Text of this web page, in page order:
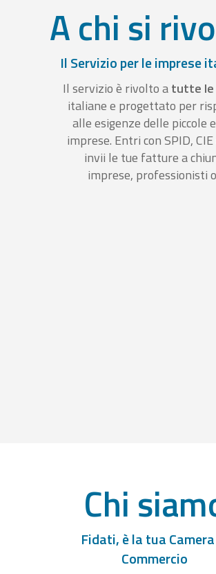
A chi si
Il Servizio per le imprese
Il servizio è rivolto atutte le
italiane e progettato per
alle esigenze delle piccole
imprese. Entri con SPID, CIE
invii le tue fatture a
imprese, professionisti
Chi
Fidati, è la tua
Commercio